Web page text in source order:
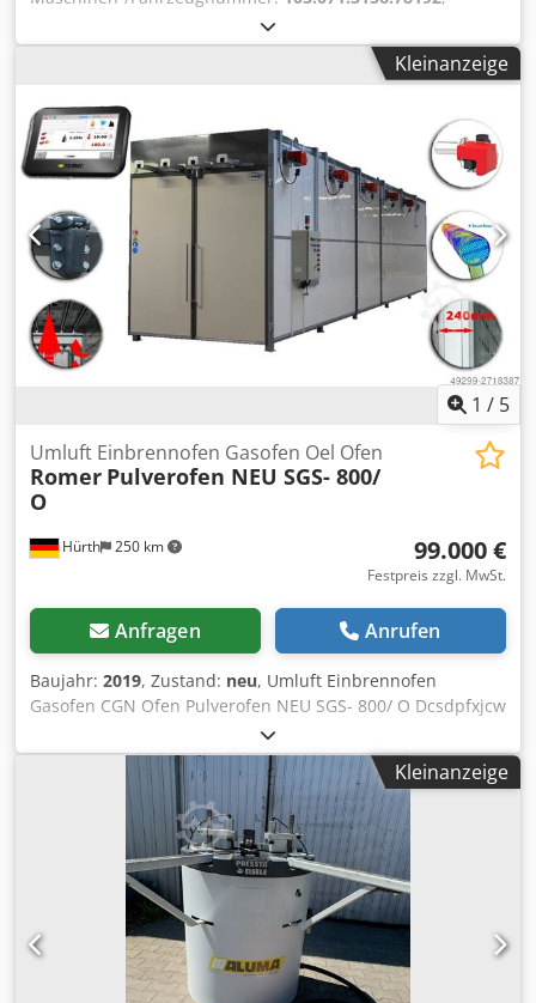
Saegeblatt-Ø: 400 u. 425 mm Schnittbereich bei 90° rund:
130 mm Schnittbereich bei 90° vierkant: 120 x 120 mm
Schnittbereich in Gehrung bei 45° rund: 130 mm
Schnittgeschwindigkeiten: 11 u. 22 m/min
Vorschubgeschwindigkeiten: 670 mm/min Dcsdpfx Aez N
Amsc Isk Abschnittlaenge: m. automat. Vorschub bis 1200
mm elektr. Anschluss: 380 V, ca. 4 kVA V Saegeantrieb:
1,6/2,5 kW Platzbedarf: 1800 x 3800 x 2000 mm Gewicht:
ca. 1800 kg
Kleinanzeige
1 / 5
Hürth 250 km
Umluft Einbrennofen Gasofen Oel Ofen
Romer Pulverofen NEU SGS- 800/
O
99.000 €
Festpreis zzgl. MwSt.
Anfragen Anrufen
Baujahr: 2019, Zustand: neu, Umluft Einbrennofen
Gasofen CGN Ofen Pulverofen NEU SGS- 800/ O Dcsdpfxjcw
Tzxo Ac Isk Gema Optiflex Breite 2500 mm Hoehe 2500 mm
Tiefe 12500 mm direkt vom Hersteller. Mehr Informationen
unter Romer-Deutschland
Kleinanzeige